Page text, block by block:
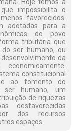
impossibilita o
favorecidos.
adotadas para a
do povo
tributária que
ser humano, ou
da
constitucional
ao fomento do
ser humano, um
de riquezas
desfavorecidas
dos recursos
espaços.